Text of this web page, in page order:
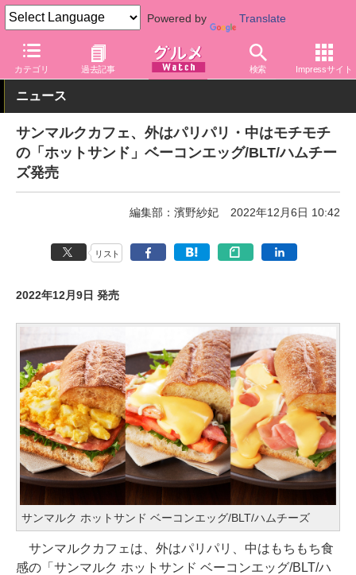
Powered by Translate
カテゴリ 過去記事 検索 Impressサイト
グルメ Watch 店舗 カフェ サンマルクカフェ
ニュース
サンマルクカフェ、外はパリパリ・中はモチモチ
の「ホットサンド」ベーコンエッグ/BLT/ハムチー
ズ発売
編集部：濱野紗妃 2022年12月6日 10:42
リスト
2022年12月9日 発売
サンマルク ホットサンド ベーコンエッグ/BLT/ハムチーズ
サンマルクカフェは、外はパリパリ、中はもちもち食
感の「サンマルク ホットサンド ベーコンエッグ/BLT/ハ